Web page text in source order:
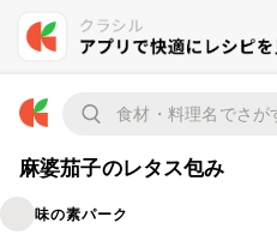
麻婆茄子のレタス包み
味の素パーク